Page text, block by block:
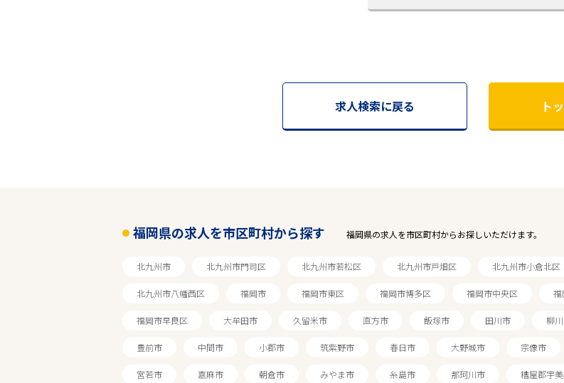
求人検索に戻る ト
福岡県の求人を市区町村から探す 福岡県の求人を市区町村からお探しいただけます。
北九州市 北九州市門司区 北九州市若松区 北九州市戸畑区 北九州市小倉北区
北九州市八幡西区 福岡市 福岡市東区 福岡市博多区 福岡市中央区 福
福岡市早良区 大牟田市 久留米市 直方市 飯塚市 田川市 柳
豊前市 中間市 小郡市 筑紫野市 春日市 大野城市 宗像市
宮若市 嘉麻市 朝倉市 みやま市 糸島市 那珂川市 糟屋郡宇